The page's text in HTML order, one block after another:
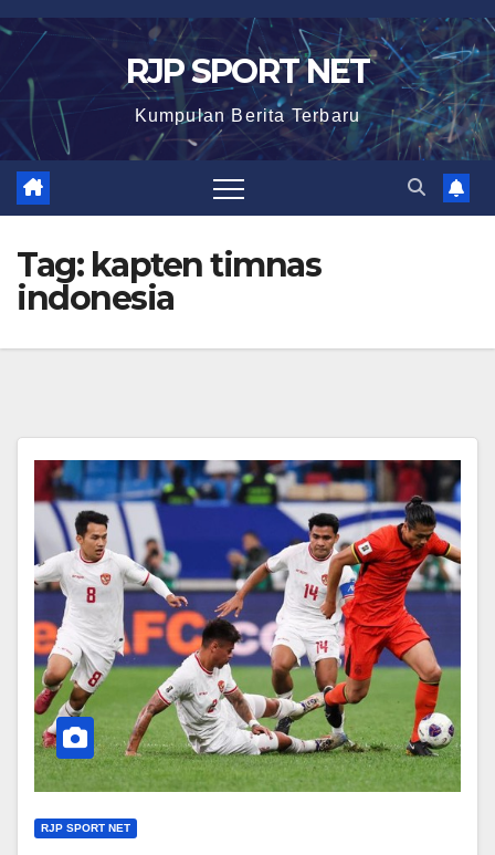
Skip
content
RJP SPORT NET
Kumpulan Berita Terbaru
Tag: kapten timnas
indonesia
RJP SPORT NET